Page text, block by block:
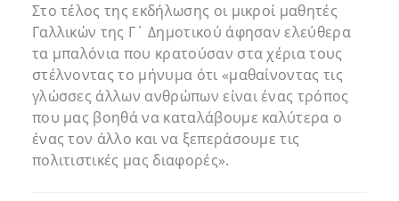
Στο τέλος της εκδήλωσης οι μικροί μαθητές
Γαλλικών της Γ΄ Δημοτικού άφησαν ελεύθερα
τα μπαλόνια που κρατούσαν στα χέρια τους
στέλνοντας το μήνυμα ότι «μαθαίνοντας τις
γλώσσες άλλων ανθρώπων είναι ένας τρόπος
που μας βοηθά να καταλάβουμε καλύτερα ο
ένας τον άλλο και να ξεπεράσουμε τις
πολιτιστικές μας διαφορές».